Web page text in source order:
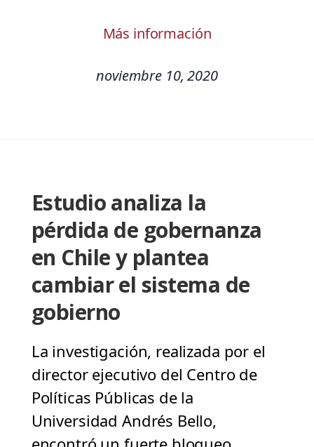
Más información
noviembre 10, 2020
Estudio analiza la
pérdida de gobernanza
en Chile y plantea
cambiar el sistema de
gobierno
La investigación, realizada por el
director ejecutivo del Centro de
Políticas Públicas de la
Universidad Andrés Bello,